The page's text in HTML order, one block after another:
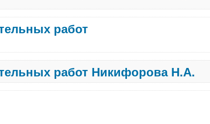
работ
работ Никифорова Н.А.